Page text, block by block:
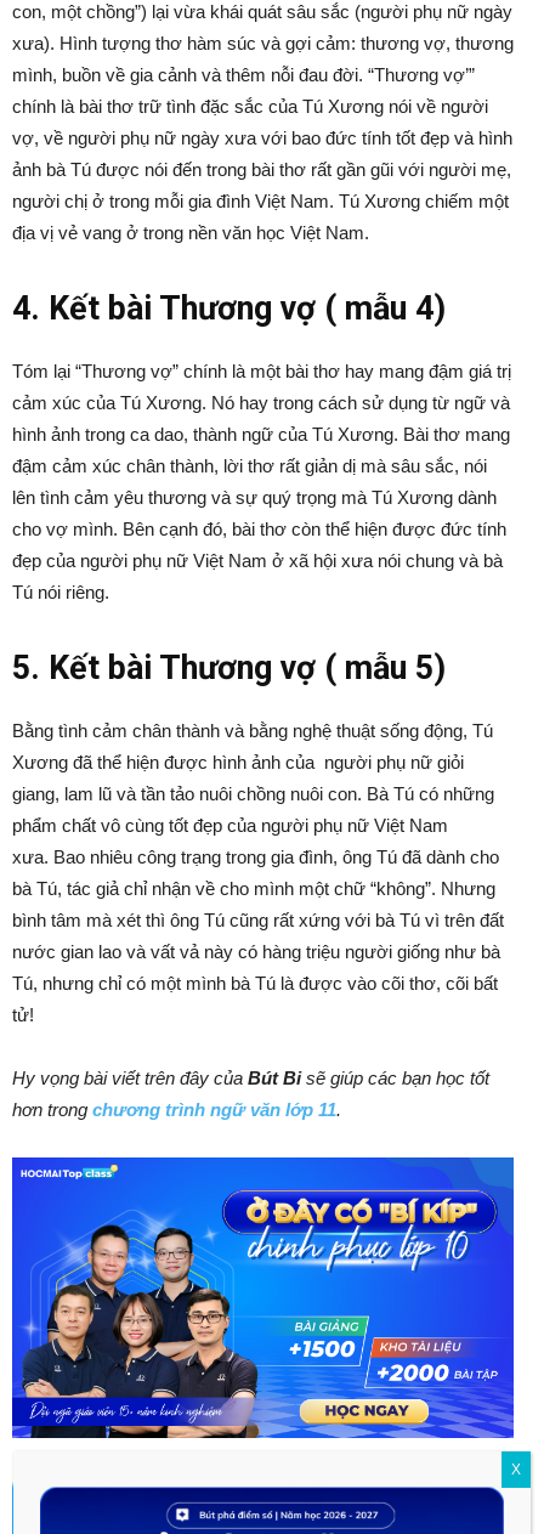
con, một chồng”) lại vừa khái quát sâu sắc (người phụ nữ ngày
xưa). Hình tượng thơ hàm súc và gợi cảm: thương vợ, thương
mình, buồn về gia cảnh và thêm nỗi đau đời. “Thương vợ’”
chính là bài thơ trữ tình đặc sắc của Tú Xương nói về người
vợ, về người phụ nữ ngày xưa với bao đức tính tốt đẹp và hình
ảnh bà Tú được nói đến trong bài thơ rất gần gũi với người mẹ,
người chị ở trong mỗi gia đình Việt Nam. Tú Xương chiếm một
địa vị vẻ vang ở trong nền văn học Việt Nam.
4. Kết bài Thương vợ ( mẫu 4)
Tóm lại “Thương vợ” chính là một bài thơ hay mang đậm giá trị
cảm xúc của Tú Xương. Nó hay trong cách sử dụng từ ngữ và
hình ảnh trong ca dao, thành ngữ của Tú Xương. Bài thơ mang
đậm cảm xúc chân thành, lời thơ rất giản dị mà sâu sắc, nói
lên tình cảm yêu thương và sự quý trọng mà Tú Xương dành
cho vợ mình. Bên cạnh đó, bài thơ còn thể hiện được đức tính
đẹp của người phụ nữ Việt Nam ở xã hội xưa nói chung và bà
Tú nói riêng.
5. Kết bài Thương vợ ( mẫu 5)
Bằng tình cảm chân thành và bằng nghệ thuật sống động, Tú
Xương đã thể hiện được hình ảnh của người phụ nữ giỏi
giang, lam lũ và tần tảo nuôi chồng nuôi con. Bà Tú có những
phẩm chất vô cùng tốt đẹp của người phụ nữ Việt Nam
xưa. Bao nhiêu công trạng trong gia đình, ông Tú đã dành cho
bà Tú, tác giả chỉ nhận về cho mình một chữ “không”. Nhưng
bình tâm mà xét thì ông Tú cũng rất xứng với bà Tú vì trên đất
nước gian lao và vất vả này có hàng triệu người giống như bà
Tú, nhưng chỉ có một mình bà Tú là được vào cõi thơ, cõi bất
tử!
Hy vọng bài viết trên đây của Bút Bisẽ giúp các bạn học tốt
hơn trong chương trình ngữ văn lớp 11.
TOPCLASS 2025-2026- CHƯƠNG TRÌNH HỌC TOÀN
X